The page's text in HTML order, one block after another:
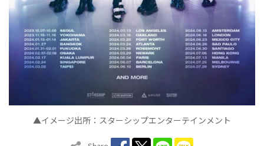
▲イメージ出所：スターシップエンターテインメント